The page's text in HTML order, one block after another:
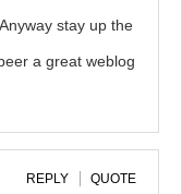
stay up the
a great weblog
REPLY QUOTE